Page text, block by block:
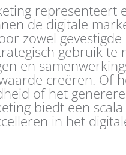
representeert
de digitale
zowel
gebruik te
en
creëren. Of
of het
biedt een
in het